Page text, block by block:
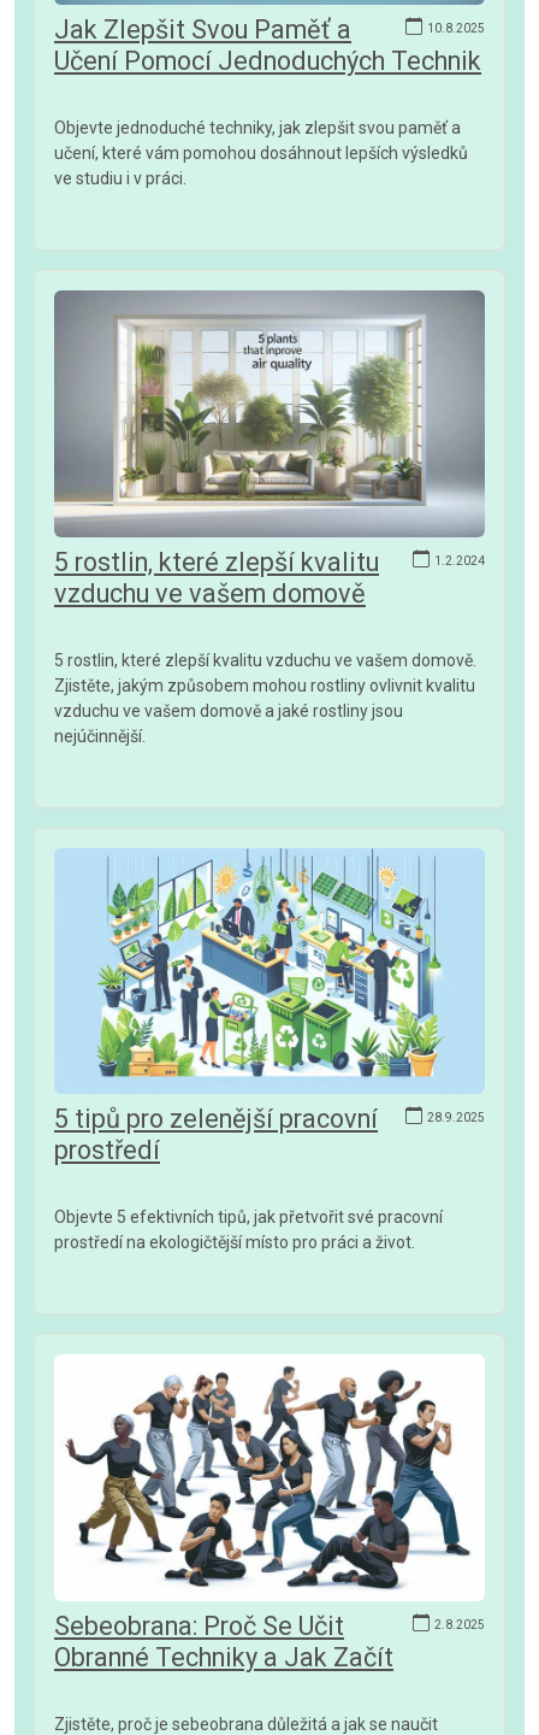
10.8.2025
Jak Zlepšit Svou Paměť a
Učení Pomocí Jednoduchých Technik
Objevte jednoduché techniky, jak zlepšit svou paměť a
učení, které vám pomohou dosáhnout lepších výsledků
ve studiu i v práci.
1.2.2024
5 rostlin, které zlepší kvalitu
vzduchu ve vašem domově
5 rostlin, které zlepší kvalitu vzduchu ve vašem domově.
Zjistěte, jakým způsobem mohou rostliny ovlivnit kvalitu
vzduchu ve vašem domově a jaké rostliny jsou
nejúčinnější.
28.9.2025
5 tipů pro zelenější pracovní
prostředí
Objevte 5 efektivních tipů, jak přetvořit své pracovní
prostředí na ekologičtější místo pro práci a život.
2.8.2025
Sebeobrana: Proč Se Učit
Obranné Techniky a Jak Začít
Zjistěte, proč je sebeobrana důležitá a jak se naučit